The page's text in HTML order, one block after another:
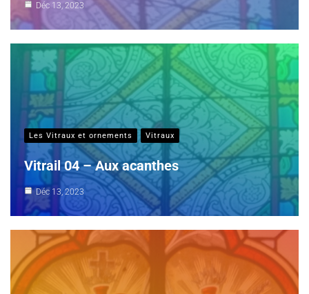
Déc 13, 2023
Les Vitraux et ornements Vitraux
Vitrail 04 – Aux acanthes
Déc 13, 2023